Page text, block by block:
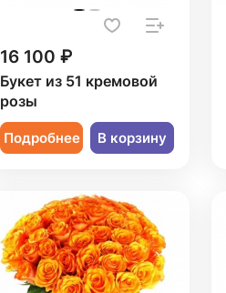
16 100 ₽
Букет из 51 кремовой
розы
Подробнее В корзину